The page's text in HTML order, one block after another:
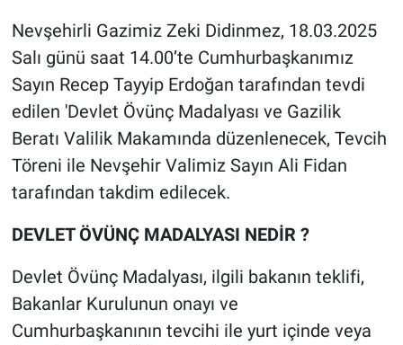
Nevşehirli Gazimiz Zeki Didinmez, 18.03.2025
Salı günü saat 14.00’te Cumhurbaşkanımız
Sayın Recep Tayyip Erdoğan tarafından tevdi
edilen 'Devlet Övünç Madalyası ve Gazilik
Beratı Valilik Makamında düzenlenecek, Tevcih
Töreni ile Nevşehir Valimiz Sayın Ali Fidan
tarafından takdim edilecek.
DEVLET ÖVÜNÇ MADALYASI NEDİR ?
Devlet Övünç Madalyası, ilgili bakanın teklifi,
Bakanlar Kurulunun onayı ve
Cumhurbaşkanının tevcihi ile yurt içinde veya
Yerel
Genel
Kültür - Sanat
Politika
Magazin
Çevre